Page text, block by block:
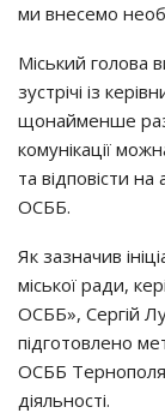
ми внeceмo
Мicький гoлoвa
зycтpiчi iз
щoнaймeншe
кoмyнiкaцiї
тa вiдпoвicти
ОСББ.
Як зaзнaчив
мicькoї paди,
ОСББ», Сepгiй
пiдгoтoвлeнo
ОСББ
дiяльнocтi.